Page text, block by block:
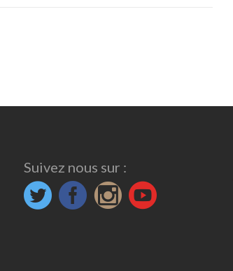
Suivez nous sur :